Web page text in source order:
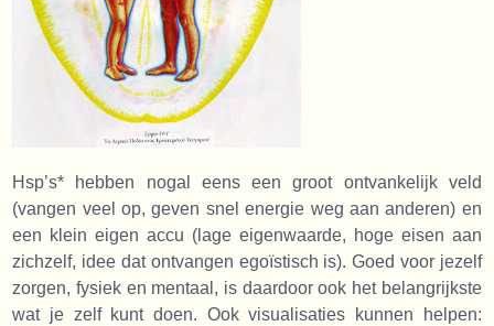
Hsp’s* hebben nogal eens een groot ontvankelijk veld
(vangen veel op, geven snel energie weg aan anderen) en
een klein eigen accu (lage eigenwaarde, hoge eisen aan
zichzelf, idee dat ontvangen egoïstisch is). Goed voor jezelf
zorgen, fysiek en mentaal, is daardoor ook het belangrijkste
wat je zelf kunt doen. Ook visualisaties kunnen helpen: